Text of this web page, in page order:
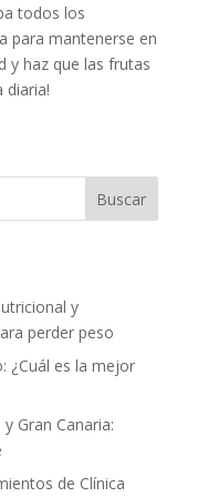
todos los
para mantenerse en
y haz que las frutas
diaria!
Buscar
y
perder peso
¿Cuál es la mejor
Gran Canaria:
de Clínica